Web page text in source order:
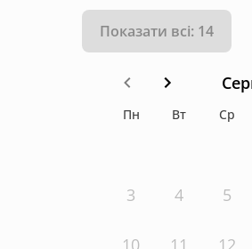
Показати всі: 14
Пн Вт Ср
3 4 5
10 11 12